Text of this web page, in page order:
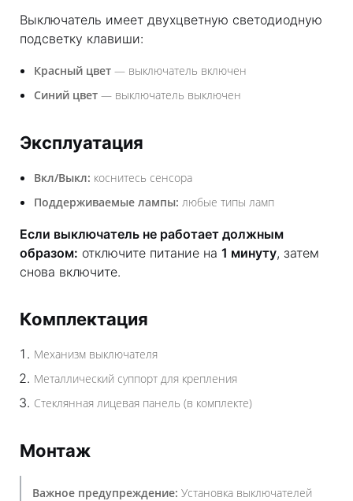
Выключатель имеет двухцветную светодиодную
подсветку клавиши:
Красный цвет — выключатель включен
Синий цвет — выключатель выключен
Эксплуатация
Вкл/Выкл: коснитесь сенсора
Поддерживаемые лампы: любые типы ламп
Если выключатель не работает должным
образом: отключите питание на 1 минуту, затем
снова включите.
Комплектация
Механизм выключателя
Металлический суппорт для крепления
Стеклянная лицевая панель (в комплекте)
Монтаж
Важное предупреждение: Установка выключателей